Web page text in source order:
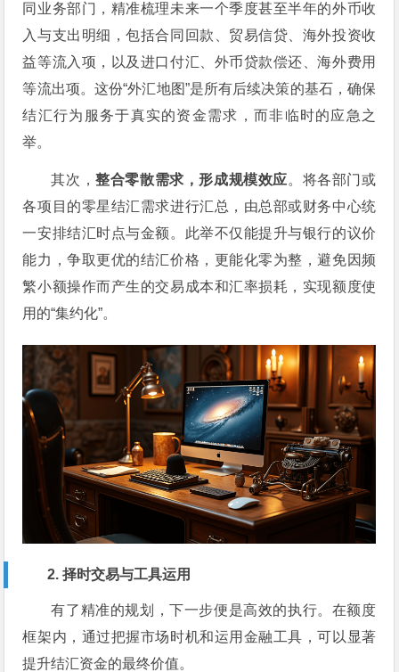
同业务部门，精准梳理未来一个季度甚至半年的外币收
入与支出明细，包括合同回款、贸易信贷、海外投资收
益等流入项，以及进口付汇、外币贷款偿还、海外费用
等流出项。这份“外汇地图”是所有后续决策的基石，确保
结汇行为服务于真实的资金需求，而非临时的应急之
举。
其次，整合零散需求，形成规模效应。将各部门或
各项目的零星结汇需求进行汇总，由总部或财务中心统
一安排结汇时点与金额。此举不仅能提升与银行的议价
能力，争取更优的结汇价格，更能化零为整，避免因频
繁小额操作而产生的交易成本和汇率损耗，实现额度使
用的“集约化”。
2. 择时交易与工具运用
有了精准的规划，下一步便是高效的执行。在额度
框架内，通过把握市场时机和运用金融工具，可以显著
提升结汇资金的最终价值。